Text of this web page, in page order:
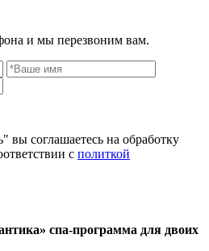
и мы перезвоним вам.
вы соглашаетесь на обработку
с политкой
спа-программа для двоих